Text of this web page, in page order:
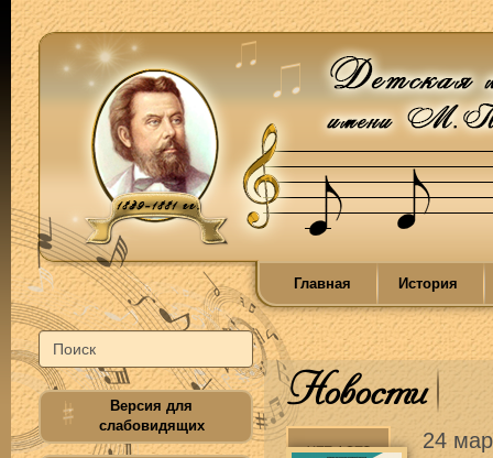
Главная История
Версия для
слабовидящих
Новости
24